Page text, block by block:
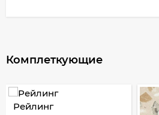
Комплеткующие
Рейлинг